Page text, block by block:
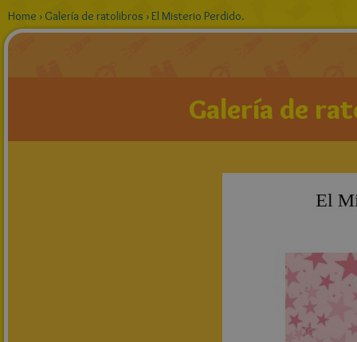
Home › Galería de ratolibros ›El Misterio Perdido.
Galería de